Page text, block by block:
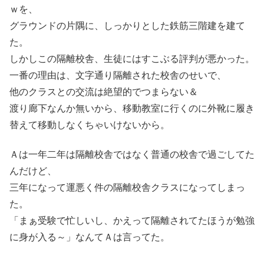
ｗを、
グラウンドの片隅に、しっかりとした鉄筋三階建を建て
た。
しかしこの隔離校舎、生徒にはすこぶる評判が悪かった。
一番の理由は、文字通り隔離された校舎のせいで、
他のクラスとの交流は絶望的でつまらない＆
渡り廊下なんか無いから、移動教室に行くのに外靴に履き
替えて移動しなくちゃいけないから。
Ａは一年二年は隔離校舎ではなく普通の校舎で過ごしてた
んだけど、
三年になって運悪く件の隔離校舎クラスになってしまっ
た。
「まぁ受験で忙しいし、かえって隔離されてたほうが勉強
に身が入る～」なんてＡは言ってた。